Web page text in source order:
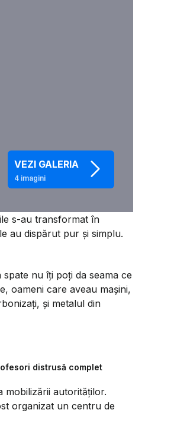
VEZI GALERIA
4 imagini
s-au transformat în
au dispărut pur și simplu.
spate nu îți poți da seama ce
oameni care aveau mașini,
și metalul din
distrusă complet
mobilizării autorităților.
organizat un centru de